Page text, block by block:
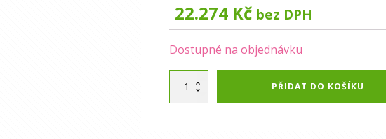
22.274 Kč bez DPH
Dostupné na objednávku
Sedačka
Grammer
PŘIDAT DO KOŠÍKU
Alternative: